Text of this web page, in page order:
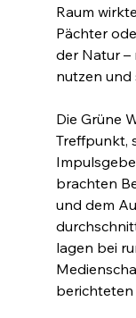
Raum
Pächter
der Natur –
nutzen und
Die Grüne
Treffpunkt,
brachten
und dem
lagen bei